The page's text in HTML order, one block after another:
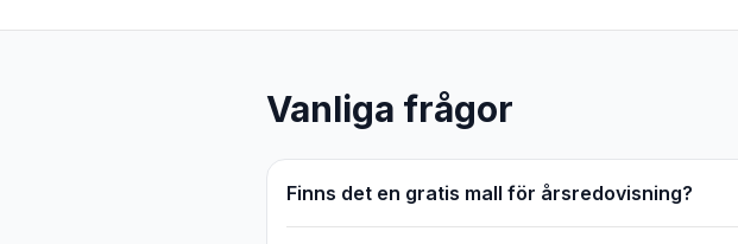
Vanliga frågor
Finns det en gratis mall för årsredovisning?